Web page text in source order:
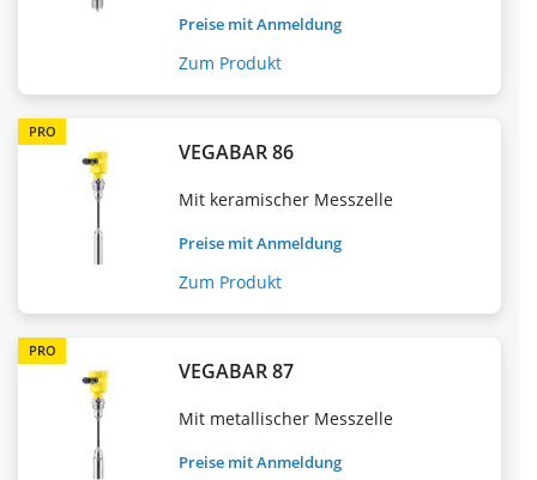
Preise mit Anmeldung
Zum Produkt
PRO
VEGABAR 86
Mit keramischer Messzelle
Preise mit Anmeldung
Zum Produkt
PRO
VEGABAR 87
Mit metallischer Messzelle
Preise mit Anmeldung